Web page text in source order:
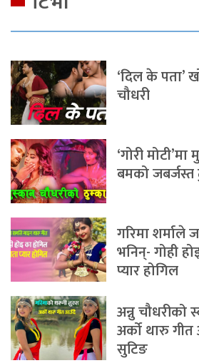
‘दिल के पता’
चौधरी
‘गोरी
बमको जबर्जस्त
गरिमा शर्माले
भनिन्- गोही
प्यार होगिल
अन्नु चौधरीको
अर्को थारु
सुटिङ